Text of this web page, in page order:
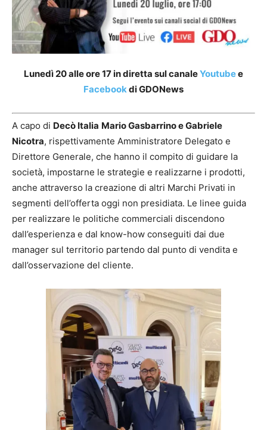
Lunedì 20 alle ore 17 in diretta sul canaleYoutubee
Facebook di GDONews
A capo di Decò Italia Mario Gasbarrino e Gabriele
Nicotra, rispettivamente Amministratore Delegato e
Direttore Generale, che hanno il compito di guidare la
società, impostarne le strategie e realizzarne i prodotti,
anche attraverso la creazione di altri Marchi Privati in
segmenti dell’offerta oggi non presidiata. Le linee guida
per realizzare le politiche commerciali discendono
dall’esperienza e dal know-how conseguiti dai due
manager sul territorio partendo dal punto di vendita e
dall’osservazione del cliente.